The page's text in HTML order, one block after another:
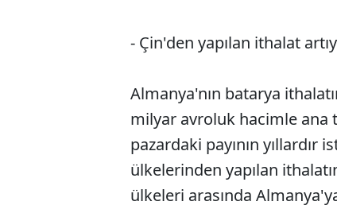
- Çin'den yapılan ithalat
Almanya'nın batarya
milyar avroluk hacimle
pazardaki payının
ülkelerinden yapılan
ülkeleri arasında